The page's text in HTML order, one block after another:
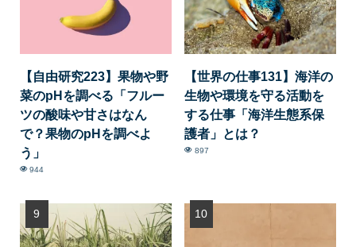
【自由研究223】果物や野
菜のpHを調べる「フルー
ツの酸味や甘さはなん
で？果物のpHを調べよ
う」
944
【世界の仕事131】海洋の
生物や環境を守る活動を
する仕事「海洋生態系保
護者」とは？
897